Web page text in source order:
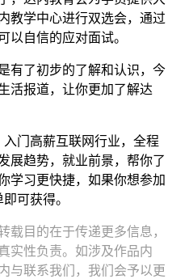
教学中心进行双选会，通过
以自信的应对面试。
有了初步的了解和认识，今
活报道，让你更加了解达
门高薪互联网行业，全程
展趋势，就业前景，帮你了
学习更快捷，如果你想参加
可获得。
载目的在于传递更多信息，
实性负责。如涉及作品内
与联系我们，我们会予以更